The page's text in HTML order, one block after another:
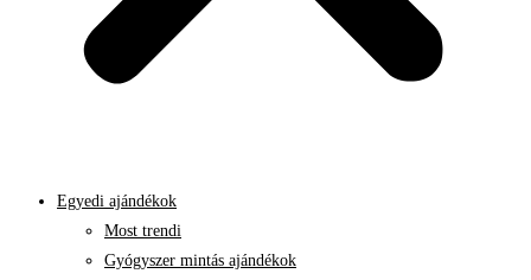
Egyedi ajándékok
Most trendi
Gyógyszer mintás ajándékok